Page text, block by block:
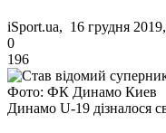
iSport.ua, 16 грудня
0
196
Фото: ФК Динамо Киев
Динамо U-19 дізналося